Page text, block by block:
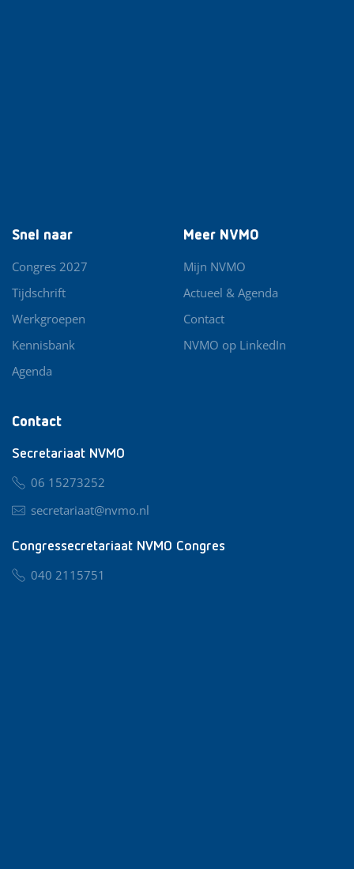
Contact
Secretariaat NVMO
06 15273252
secretariaat@nvmo.nl
Congressecretariaat NVMO Congres
040 2115751
Snel naar
Congres 2027
Tijdschrift
Werkgroepen
Kennisbank
Agenda
Meer NVMO
Mijn NVMO
Actueel & Agenda
Contact
NVMO op LinkedIn